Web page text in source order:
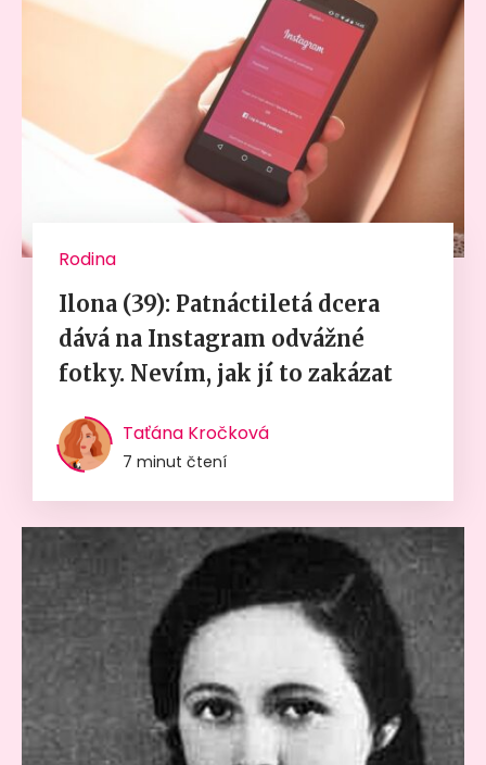
Rodina
Ilona (39): Patnáctiletá dcera
dává na Instagram odvážné
fotky. Nevím, jak jí to zakázat
Taťána Kročková
7 minut čtení